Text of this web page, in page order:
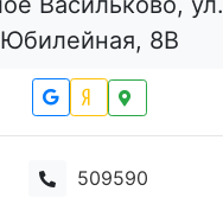
Юбилейная, 8В
509590